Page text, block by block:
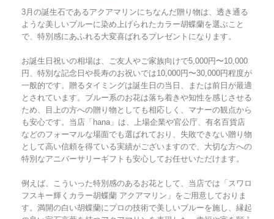
3月の誕生石であるアクアマリンにちなんだ贈り物は、透き通る
ような美しいブルーに染め上げられたカラー胡蝶蘭を選ぶこと
で、特別感にあふれる大変喜ばれるプレゼントになります。
お誕生日祝いの相場は、ご友人やご家族向けで5,000円〜10,000
円、特別な記念日や長寿のお祝いでは10,000円〜30,000円程度が
一般的です。贈るタイミングは誕生日の当日、または前日が最適
とされています。ブルー系のお花は落ち着きや知性を感じさせる
ため、目上の方への贈り物としても相応しく、マナーの観点から
も安心です。当店「hana」は、上場企業や官公庁、有名百貨店
などのフォーマルな場面でも選ばれており、失敗できない贈り物
として高い信頼を得ている実績がございますので、大切な方への
特別なアニバーサリーギフトも安心してお任せいただけます。
例えば、こういった特別感のあるお花として、当店では「スワロ
フスキー輝くカラー胡蝶蘭 アクアマリン」をご用意しておりま
す。満開の白い胡蝶蘭にプロの技術で美しいブルーを施し、縁起